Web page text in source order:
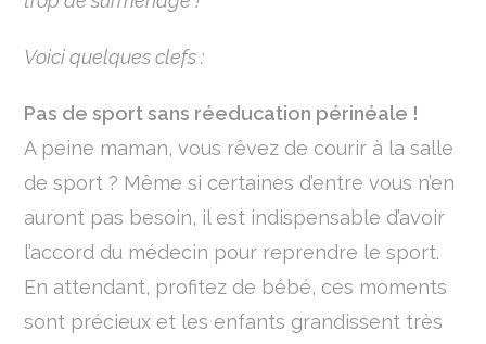
Voici quelques clefs :
Pas de sport sans réeducation périnéale !
A peine maman, vous rêvez de courir à la salle
de sport ? Même si certaines d’entre vous n’en
auront pas besoin, il est indispensable d’avoir
l’accord du médecin pour reprendre le sport.
En attendant, profitez de bébé, ces moments
sont précieux et les enfants grandissent très